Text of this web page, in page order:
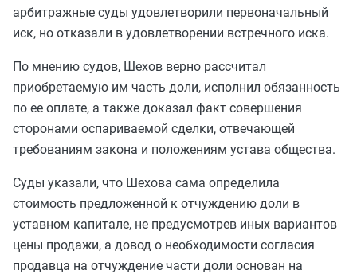
арбитражные суды удовлетворили первоначальный
иск, но отказали в удовлетворении встречного иска.
По мнению судов, Шехов верно рассчитал
приобретаемую им часть доли, исполнил обязанность
по ее оплате, а также доказал факт совершения
сторонами оспариваемой сделки, отвечающей
требованиям закона и положениям устава общества.
Суды указали, что Шехова сама определила
стоимость предложенной к отчуждению доли в
уставном капитале, не предусмотрев иных вариантов
цены продажи, а довод о необходимости согласия
продавца на отчуждение части доли основан на